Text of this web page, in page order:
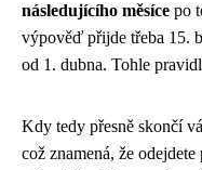
následujícího měsíce po
výpověď přijde třeba 15.
od 1. dubna. Tohle
Kdy tedy přesně skončí
což znamená, že